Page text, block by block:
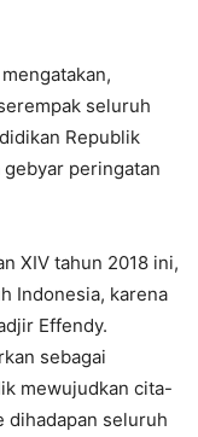
seluruh
Republik
peringatan
XIV tahun 2018 ini,
Indonesia, karena
Effendy.
sebagai
mewujudkan cita-
dihadapan seluruh